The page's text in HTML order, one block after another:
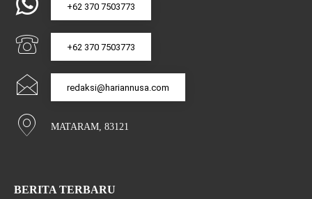
+62 370 7503773
+62 370 7503773
redaksi@hariannusa.com
MATARAM, 83121
BERITA TERBARU